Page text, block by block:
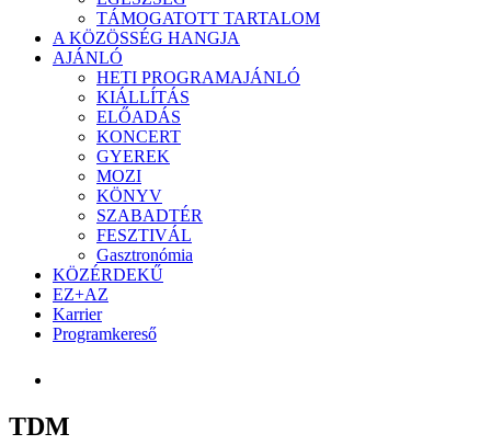
TÁMOGATOTT TARTALOM
A KÖZÖSSÉG HANGJA
AJÁNLÓ
HETI PROGRAMAJÁNLÓ
KIÁLLÍTÁS
ELŐADÁS
KONCERT
GYEREK
MOZI
KÖNYV
SZABADTÉR
FESZTIVÁL
Gasztronómia
KÖZÉRDEKŰ
EZ+AZ
Karrier
Programkereső
TDM